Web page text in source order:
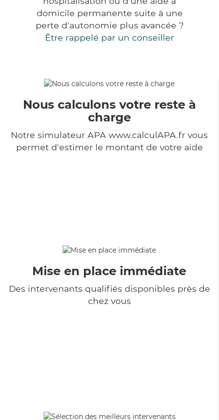
domicile permanente suite à une
perte d'autonomie plus avancée ?
Être rappelé par un conseiller
Nous calculons votre reste à
charge
Notre simulateur APA www.calculAPA.fr vous
permet d'estimer le montant de votre aide
Mise en place immédiate
Des intervenants qualifiés disponibles près de
chez vous